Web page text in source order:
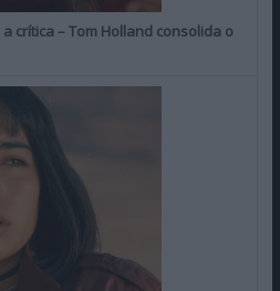
crítica – Tom Holland consolida o